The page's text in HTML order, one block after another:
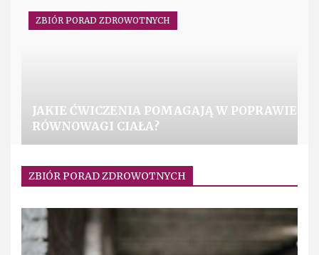
JAKIE ĆWICZENIA POMAGAJĄ W POPRAWIE
RÓWNOWAGI CIAŁA?
ZBIÓR PORAD ZDROWOTNYCH
ZBIÓR PORAD ZDROWOTNYCH